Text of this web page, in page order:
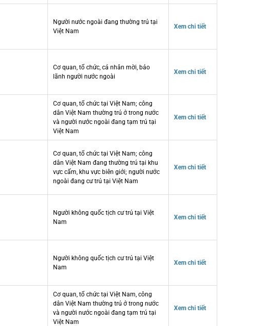
Người nước ngoài đang thường trú tại
Việt Nam
Xem chi tiết
Cơ quan, tổ chức, cá nhân mời, bảo
lãnh người nước ngoài
Xem chi tiết
Cơ quan, tổ chức tại Việt Nam; công
dân Việt Nam thường trú ở trong nước
và người nước ngoài đang tạm trú tại
Việt Nam
Xem chi tiết
Cơ quan, tổ chức tại Việt Nam; công
dân Việt Nam đang thường trú tại khu
vực cấm, khu vực biên giới; người nước
ngoài đang cư trú tại Việt Nam
Xem chi tiết
Người không quốc tịch cư trú tại Việt
Nam
Xem chi tiết
Người không quốc tịch cư trú tại Việt
Nam
Xem chi tiết
Cơ quan, tổ chức tại Việt Nam, công
dân Việt Nam thường trú ở trong nước
và người nước ngoài đang tạm trú tại
Việt Nam
Xem chi tiết